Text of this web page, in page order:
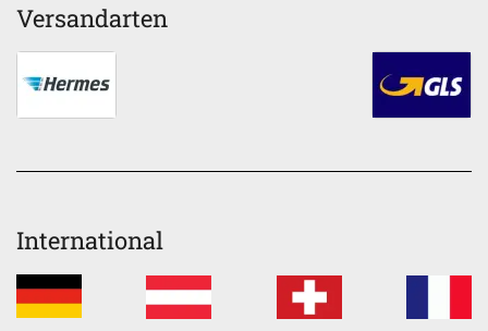
Versandarten
International